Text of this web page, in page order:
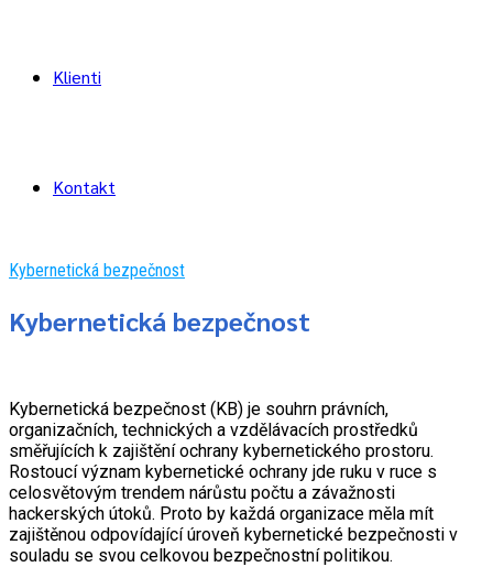
Klienti
Kontakt
Kybernetická bezpečnost
Kybernetická bezpečnost
Kybernetická bezpečnost (KB) je souhrn právních,
organizačních, technických a vzdělávacích prostředků
směřujících k zajištění ochrany kybernetického prostoru.
Rostoucí význam kybernetické ochrany jde ruku v ruce s
celosvětovým trendem nárůstu počtu a závažnosti
hackerských útoků. Proto by každá organizace měla mít
zajištěnou odpovídající úroveň kybernetické bezpečnosti v
souladu se svou celkovou bezpečnostní politikou.